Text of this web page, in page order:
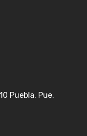
Puebla, Pue.